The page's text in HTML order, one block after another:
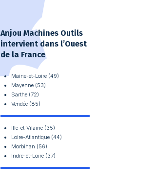
Anjou Machines Outils
intervient dans l’Ouest
de la France
Maine-et-Loire (49)
Mayenne (53)
Sarthe (72)
Vendée (85)
Ille-et-Vilaine (35)
Loire-Atlantique (44)
Morbihan (56)
Indre-et-Loire (37)